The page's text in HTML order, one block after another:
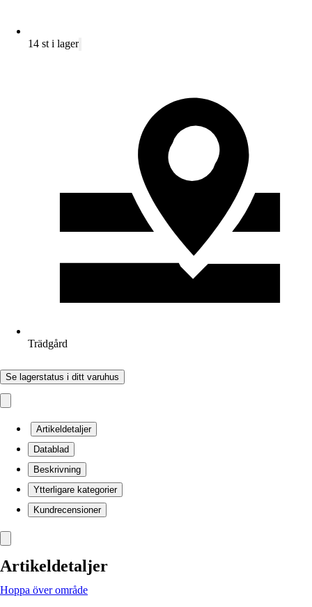
14 st i lager
Trädgård
Se lagerstatus i ditt varuhus
Artikeldetaljer
Datablad
Beskrivning
Ytterligare kategorier
Kundrecensioner
Artikeldetaljer
Hoppa över område